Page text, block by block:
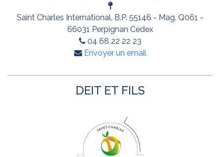
Saint Charles International, B.P. 55146 - Mag. Q061 -
66031 Perpignan Cedex
04 68 22 22 23
Envoyer un email
DEIT ET FILS